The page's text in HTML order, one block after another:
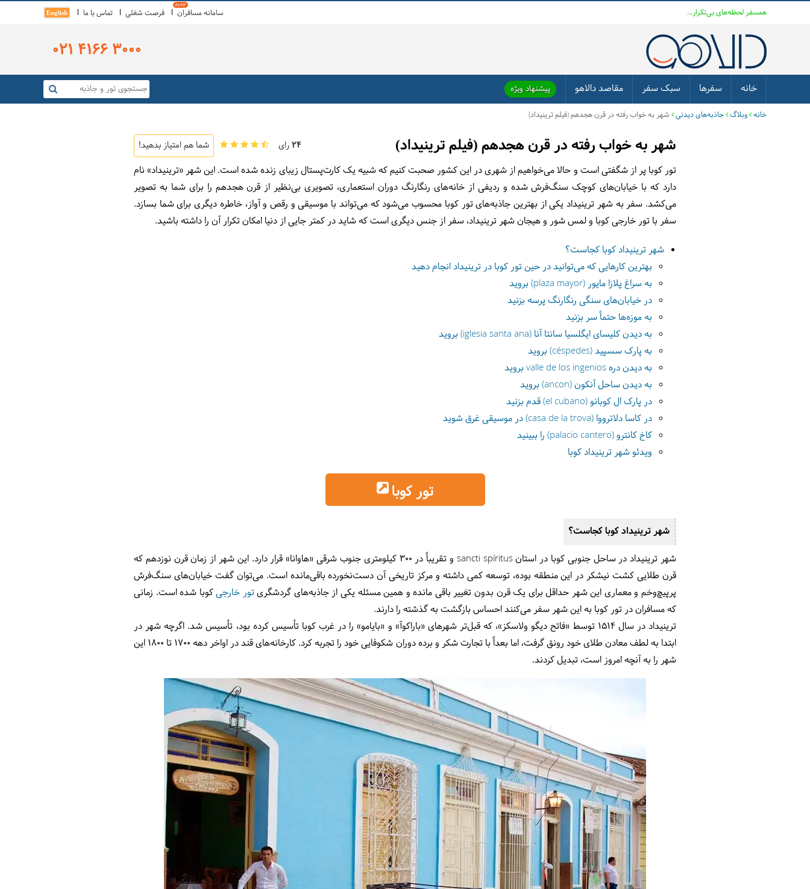
همسفر لحظه‌های بی‌تکرار... سامانه مسافران فرصت شغلی تماس با ما English
021 4166 3000
خانه سفرها سبک سفر مقاصد دالاهو پیشنهاد ویژه
خانه وبلاگ جاذبه‌های دیدنی شهر به خواب رفته در قرن هجدهم (فیلم ترینیداد)
شهر به خواب رفته در قرن هجدهم (فیلم ترینیداد) 24رای شما هم امتیاز بدهید!
تور کوبا پر از شگفتی است و حالا می‌خواهیم از شهری در این کشور صحبت کنیم که شبیه یک کارت‌پستال زیبای زنده شده است. این شهر «ترینیداد» نام
دارد که با خیابان‌های کوچک سنگ‌فرش شده و ردیفی از خانه‌های رنگارنگ دوران استعماری، تصویری بی‌نظیر از قرن هجدهم را برای شما به تصویر
می‌کشد. سفر به شهر ترینیداد یکی از بهترین جاذبه‌های تور کوبا محسوب می‌شود که می‌تواند با موسیقی و رقص و آواز، خاطره دیگری برای شما بسازد.
سفر با تور خارجی کوبا و لمس شور و هیجان شهر ترینیداد، سفر از جنس دیگری است که شاید در کمتر جایی از دنیا امکان تکرار آن را داشته باشید.
شهر ترینیداد کوبا کجاست؟
بهترین کارهایی که می‌توانید در حین تور کوبا در ترینیداد انجام دهید
به سراغ پلازا مایور (plaza mayor) بروید
در خیابان‌های سنگی رنگارنگ پرسه بزنید
به موزه‌ها حتماً سر بزنید
به دیدن کلیسای ایگلسیا سانتا آنا (iglesia santa ana) بروید
به پارک سسپید (céspedes) بروید
به دیدن دره valle de los ingenios بروید
به دیدن ساحل آنکون (ancon) بروید
در پارک ال کوبانو (el cubano) قدم بزنید
در کاسا دلاترووا (casa de la trova) در موسیقی غرق شوید
کاخ کانترو (palacio cantero) را ببینید
ویدئو شهر ترینیداد کوبا
تور کوبا
شهر ترینیداد کوبا کجاست؟
شهر ترینیداد در ساحل جنوبی کوبا در استان sancti spíritus و تقریباً در ۳۰۰ کیلومتری جنوب شرقی «هاوانا» قرار دارد. این شهر از زمان قرن نوزدهم که
قرن طلایی کشت نیشکر در این منطقه بوده، توسعه کمی داشته و مرکز تاریخی آن دست‌نخورده باقی‌مانده است. می‌توان گفت خیابان‌های سنگ‌فرش
پرپیچ‌وخم و معماری این شهر حداقل برای یک قرن بدون تغییر باقی ‌مانده و همین مسئله یکی از جاذبه‌های گردشگریتور خارجیکوبا شده است. زمانی
که مسافران در تور کوبا به این شهر سفر می‌کنند احساس بازگشت به گذشته را دارند.
ترینیداد در سال 1514 توسط «فاتح دیگو ولاسکز»، که قبل‌تر شهرهای «باراکوآ» و «بایامو» را در غرب کوبا تأسیس کرده بود، تأسیس شد. اگرچه شهر در
ابتدا به لطف معادن طلای خود رونق گرفت، اما بعداً با تجارت شکر و برده دوران شکوفایی خود را تجربه کرد. کارخانه‌های قند در اواخر دهه ۱۷۰۰ تا ۱۸۰۰ این
شهر را به آنچه امروز است، تبدیل کردند.